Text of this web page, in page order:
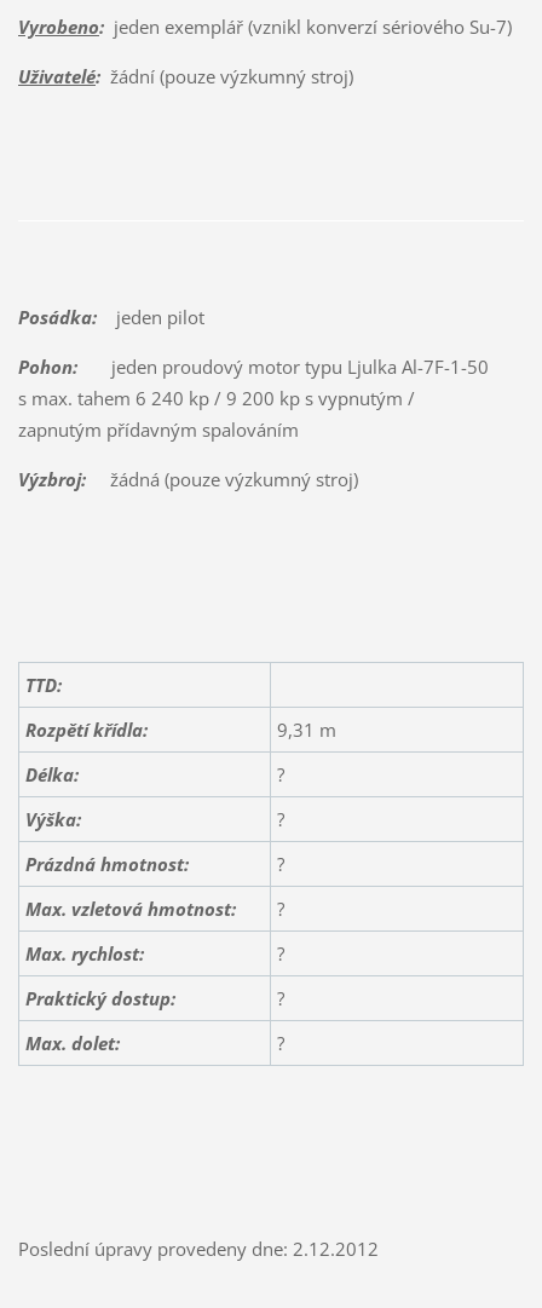
Vyrobeno:jeden exemplář (vznikl konverzí sériového Su-7)
Uživatelé:žádní (pouze výzkumný stroj)
Posádka:jeden pilot
Pohon:jeden proudový motor typu Ljulka Al-7F-1-50
s max. tahem 6 240 kp / 9 200 kp s vypnutým /
zapnutým přídavným spalováním
Výzbroj:žádná (pouze výzkumný stroj)
TTD:
Rozpětí křídla:
9,31 m
Délka:
?
Výška:
?
Prázdná hmotnost:
?
Max. vzletová hmotnost:
?
Max. rychlost:
?
Praktický dostup:
?
Max. dolet:
?
Poslední úpravy provedeny dne: 2.12.2012